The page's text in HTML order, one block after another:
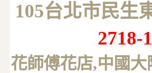
105台北市民
花師傅花店,中國